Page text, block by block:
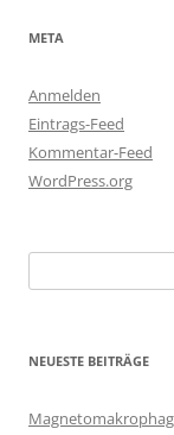
META
Anmelden
Eintrags-Feed
Kommentar-Feed
WordPress.org
nach:
NEUESTE BEITRÄGE